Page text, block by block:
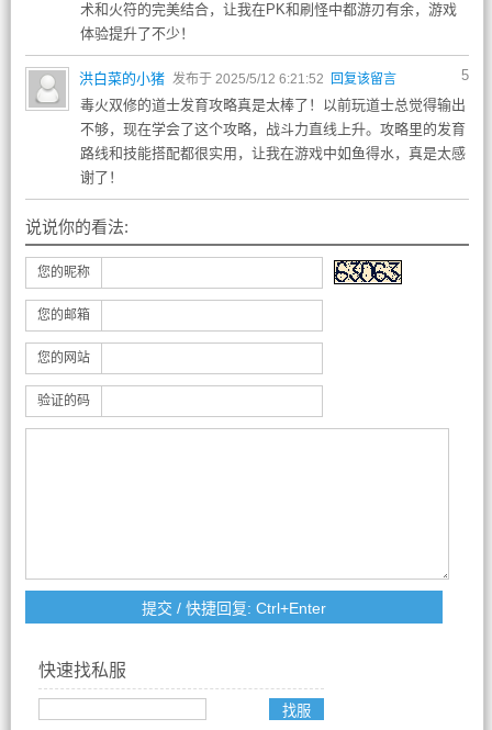
术和火符的完美结合，让我在PK和刷怪中都游刃有余，游戏
体验提升了不少！
5
洪白菜的小猪 发布于 2025/5/12 6:21:52 回复该留言
毒火双修的道士发育攻略真是太棒了！以前玩道士总觉得输出
不够，现在学会了这个攻略，战斗力直线上升。攻略里的发育
路线和技能搭配都很实用，让我在游戏中如鱼得水，真是太感
谢了！
说说你的看法:
您的昵称
您的邮箱
您的网站
验证的码
快速找私服